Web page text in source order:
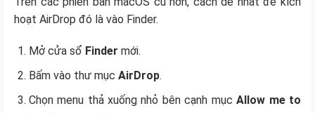
hoạt AirDrop đó là vào Finder.
Mở cửa sổ Finder mới.
Bấm vào thư mục AirDrop.
Chọn menu thả xuống nhỏ bên cạnh mụcAllow me to